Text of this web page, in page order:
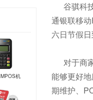
机
谷骐科技
通银联移
六日节假
对于商家
能够更好
期维护、